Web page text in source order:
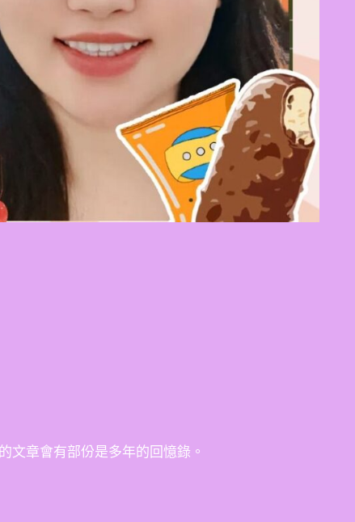
章會有部份是多年的回憶錄。